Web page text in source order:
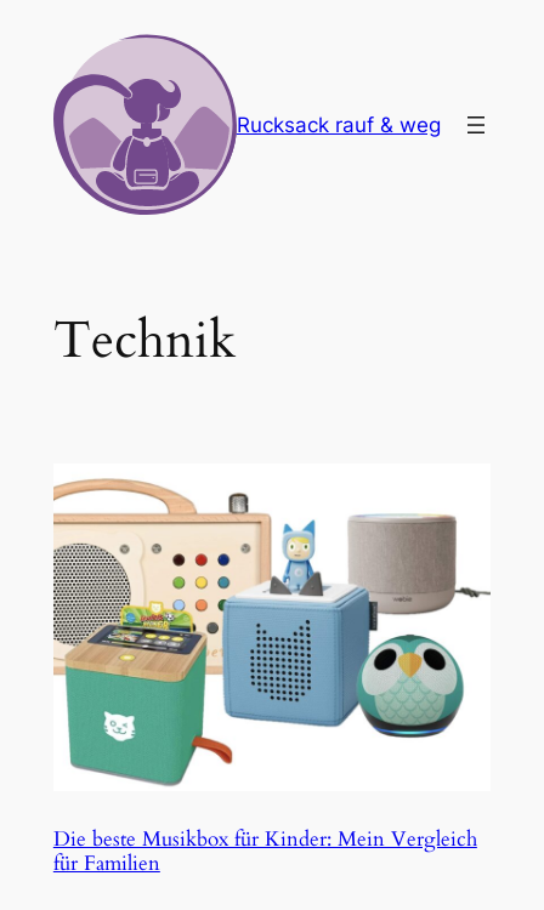
springen
Rucksack rauf & weg
Technik
Die beste Musikbox für Kinder: Mein Vergleich
für Familien